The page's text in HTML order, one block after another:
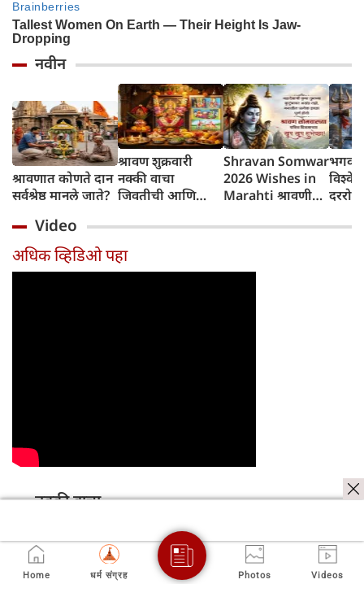
नवीन
श्रावणात कोणते दान
सर्वश्रेष्ठ मानले जाते?
श्रावण शुक्रवारी
नक्की वाचा
जिवतीची आणि
कहाणी
Shravan Somwar
2026 Wishes in
Marahti श्रावणी
Video
अधिक व्हिडिओ पहा
नक्की वाचा
Home धर्म संग्रह Photos Videos